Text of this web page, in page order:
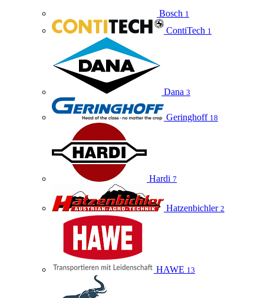
Bosch 1
ContiTech 1
Dana 3
Geringhoff 18
Hardi 7
Hatzenbichler 2
HAWE 13